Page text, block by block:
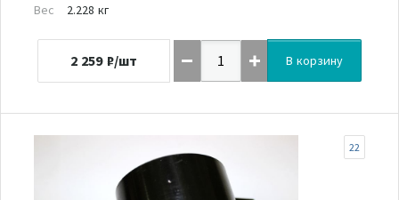
Вес
2.228 кг
2 259 ₽/шт В корзину
22